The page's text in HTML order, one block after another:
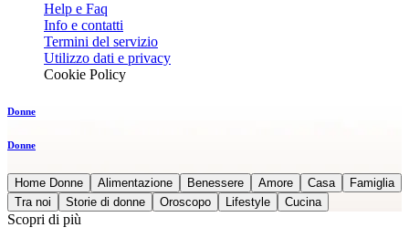
Help e Faq
Info e contatti
Termini del servizio
Utilizzo dati e privacy
Cookie Policy
Donne
Donne
Home Donne Alimentazione Benessere Amore Casa
Famiglia
Tra noi
Storie di donne Oroscopo Lifestyle Cucina
Scopri di più